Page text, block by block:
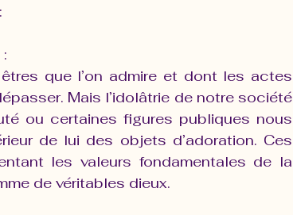
:
que l’on admire et dont les actes
Mais l’idolâtrie de notre société
ou certaines figures publiques nous
de lui des objets d’adoration. Ces
les valeurs fondamentales de la
de véritables dieux.